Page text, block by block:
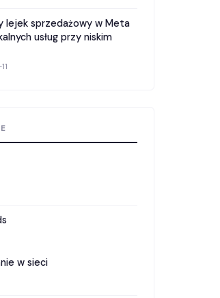
lejek sprzedażowy w Meta
usług przy niskim
w sieci